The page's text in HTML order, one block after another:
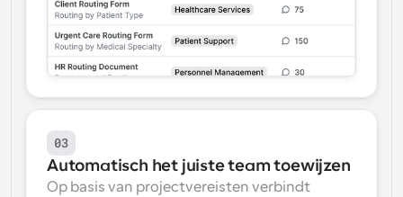
03
Automatisch het juiste team toewijzen
Op basis van projectvereisten verbindt